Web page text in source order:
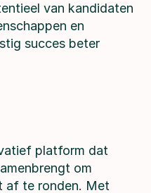
van kandidaten
en
succes beter
platform dat
om
af te ronden. Met